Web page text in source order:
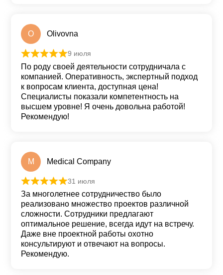
O Olivovna
Оценка
9 июля
По роду своей деятельности сотрудничала с
компанией. Оперативность, экспертный подход
к вопросам клиента, доступная цена!
Специалисты показали компетентность на
высшем уровне! Я очень довольна работой!
Рекомендую!
M Medical Company
Оценка
31 июля
За многолетнее сотрудничество было
реализовано множество проектов различной
сложности. Сотрудники предлагают
оптимальное решение, всегда идут на встречу.
Даже вне проектной работы охотно
консультируют и отвечают на вопросы.
Рекомендую.